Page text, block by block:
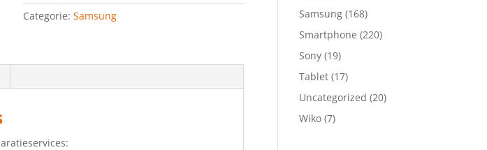
Categorie: Samsung
Samsung (168)
Smartphone (220)
Sony (19)
Tablet (17)
Uncategorized (20)
Wiko (7)